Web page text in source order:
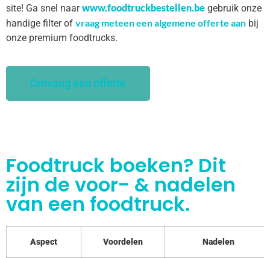
site! Ga snel naarwww.foodtruckbestellen.be gebruik onze
handige filter of vraag meteen een algemene offerte aan bij
onze premium foodtrucks.
Ontvang een offerte
Foodtruck boeken? Dit
zijn de voor- & nadelen
van een foodtruck.
Aspect Voordelen Nadelen